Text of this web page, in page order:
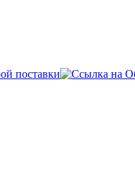
поставки